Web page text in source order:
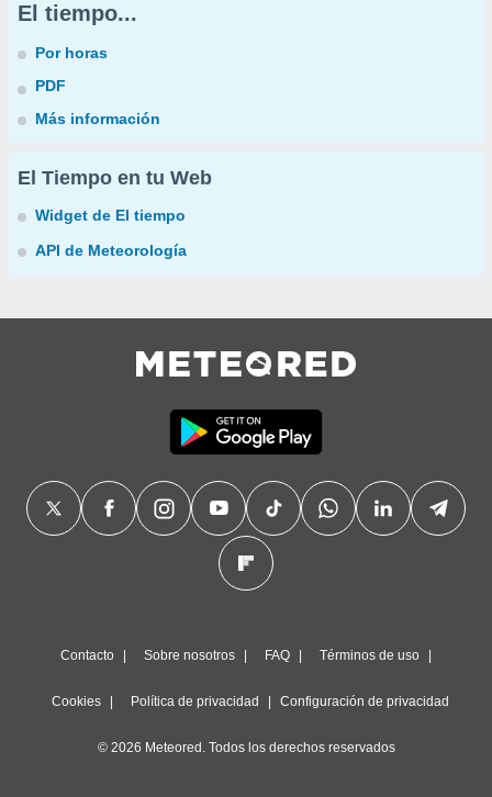
El tiempo...
Por horas
PDF
Más información
El Tiempo en tu Web
Widget de El tiempo
API de Meteorología
Contacto Sobre nosotros FAQ Términos de uso
Cookies Política de privacidad Configuración de privacidad
© 2026 Meteored. Todos los derechos reservados